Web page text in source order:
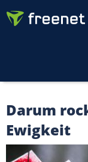
Darum
Ewigkeit